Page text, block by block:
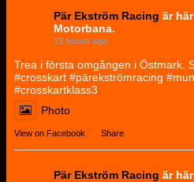
Pär Ekström Racing är
Motorbana.
13 hours ago
Trea i första omgången i Östmark.
#crosskart #pärekströmracing
#crosskartklass3
Photo
View on Facebook · Share
Pär Ekström Racing är